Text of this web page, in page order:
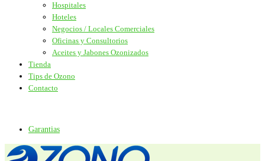
Hospitales
Hoteles
Negocios / Locales Comerciales
Oficinas y Consultorios
Aceites y Jabones Ozonizados
Tienda
Tips de Ozono
Contacto
Garantias